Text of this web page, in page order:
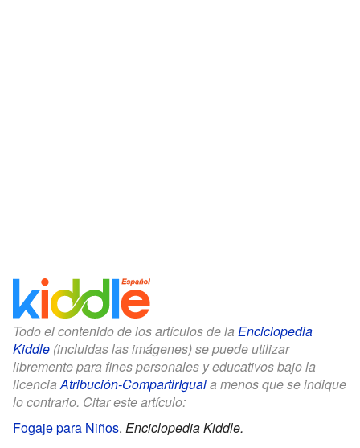
Todo el contenido de los artículos de la Enciclopedia
Kiddle (incluidas las imágenes) se puede utilizar
libremente para fines personales y educativos bajo la
licenciaAtribución-CompartirIguala menos que se indique
lo contrario. Citar este artículo:
Fogaje para Niños. Enciclopedia Kiddle.